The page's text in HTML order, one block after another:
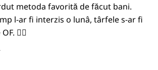
metoda favorită de făcut bani.
l-ar fi interzis o lunâ, târfele s-ar fi
🤷‍♂️